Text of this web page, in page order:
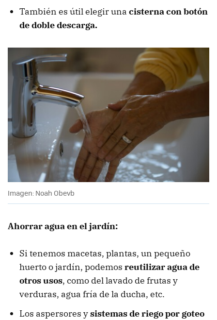
También es útil elegir una cisterna con botón
de doble descarga.
Imagen: Noah Obevb
Ahorrar agua en el jardín:
Si tenemos macetas, plantas, un pequeño
huerto o jardín, podemos reutilizar agua de
otros usos, como del lavado de frutas y
verduras, agua fría de la ducha, etc.
Los aspersores ysistemas de riego por goteo